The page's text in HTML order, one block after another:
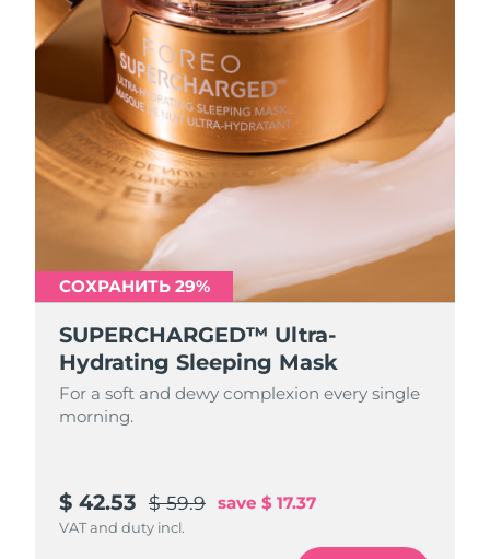
СОХРАНИТЬ 29%
SUPERCHARGED™ Ultra-
Hydrating Sleeping Mask
For a soft and dewy complexion every single
morning.
$ 42.53 $ 59.9 save $ 17.37
VAT and duty incl.